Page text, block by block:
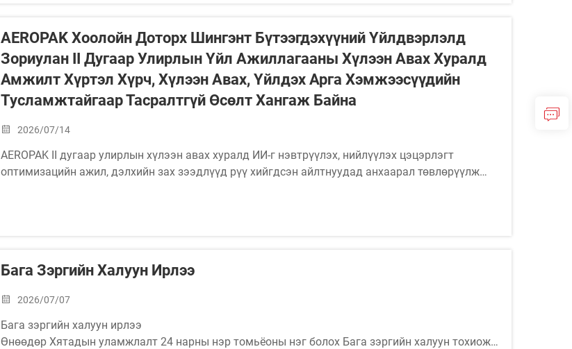
AEROPAK Хоолойн Доторх Шингэнт Бүтээгдэхүүний Үйлдвэрлэлд
Зориулан II Дугаар Улирлын Үйл Ажиллагааны Хүлээн Авах Хуралд
Амжилт Хүртэл Хүрч, Хүлээн Авах, Үйлдэх Арга Хэмжээсүүдийн
Тусламжтайгаар Тасралтгүй Өсөлт Хангаж Байна
2026/07/14
AEROPAK II дугаар улирлын хүлээн авах хуралд ИИ-г нэвтрүүлэх, нийлүүлэх цэцэрлэгт
оптимизацийн ажил, дэлхийн зах зээдлүүд рүү хийгдсэн айлтнуудад анхаарал төвлөрүүлж
Бага Зэргийн Халуун Ирлээ
2026/07/07
Бага зэргийн халуун ирлээ
Өнөөдөр Хятадын уламжлалт 24 нарны нэр томьёоны нэг болох Бага зэргийн халуун тохиож